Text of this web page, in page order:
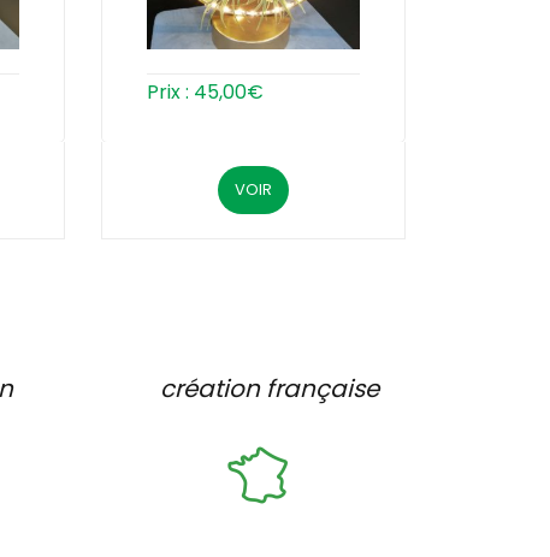
Prix : 45,00€
VOIR
création française